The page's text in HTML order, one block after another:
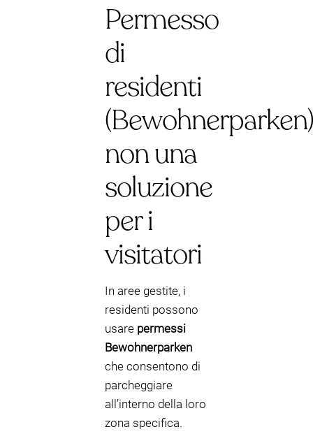
Permesso
di
residenti
non una
soluzione
per i
visitatori
In aree gestite, i
residenti possono
usare permessi
Bewohnerparken
che consentono di
parcheggiare
all’interno della loro
zona specifica.